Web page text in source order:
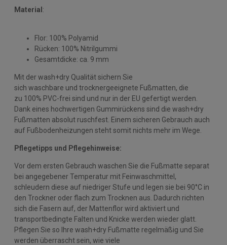
Material :
Flor: 100% Polyamid
Rücken: 100% Nitrilgummi
Gesamtdicke: ca. 9 mm
Mit der wash+dry Qualität sichern Sie
sich waschbare und trocknergeeignete Fußmatten, die
zu 100% PVC-frei sind und nur in der EU gefertigt werden.
Dank eines hochwertigen Gummirückens sind die wash+dry
Fußmatten absolut ruschfest. Einem sicheren Gebrauch auch
auf Fußbodenheizungen steht somit nichts mehr im Wege.
Pflegetipps und Pflegehinweise:
Vor dem ersten Gebrauch waschen Sie die Fußmatte separat
bei angegebener Temperatur mit Feinwaschmittel,
schleudern diese auf niedriger Stufe und legen sie bei 90°C in
den Trockner oder flach zum Trocknen aus. Dadurch richten
sich die Fasern auf, der Mattenflor wird aktiviert und
transportbedingte Falten und Knicke werden wieder glatt.
Pflegen Sie so Ihre wash+dry Fußmatte regelmäßig und Sie
werden überrascht sein, wie viele